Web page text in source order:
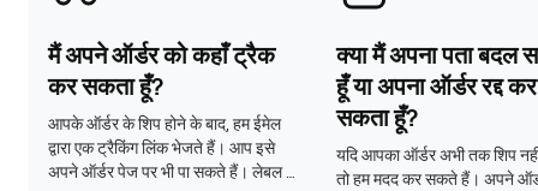
मैं अपने ऑर्डर को कहाँ ट्रैक
कर सकता हूँ?
आपके ऑर्डर के शिप होने के बाद, हम ईमेल
द्वारा एक ट्रैकिंग लिंक भेजते हैं। आप इसे
अपने ऑर्डर पेज पर भी पा सकते हैं। लेबल
क्या मैं अपना पता बदल
हूँ या अपना ऑर्डर रद्द कर
सकता हूँ?
यदि आपका ऑर्डर अभी तक शिप
तो हम मदद कर सकते हैं। अपने